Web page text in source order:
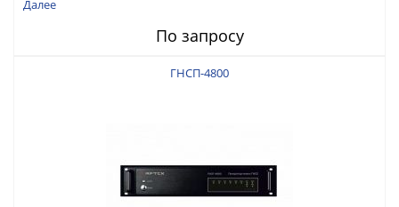
ИСПП 8100
Далее
По запросу
ГНСП-4800